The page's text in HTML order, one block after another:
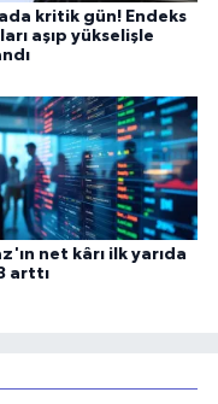
kritik gün! Endeks
aşıp yükselişle
net kârı ilk yarıda
arttı